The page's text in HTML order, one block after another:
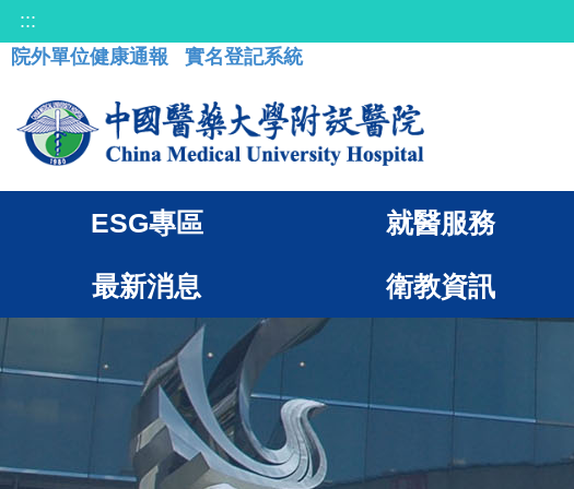
:::
院外單位健康通報
實名登記系統
ESG專區 就醫服務
最新消息 衛教資訊